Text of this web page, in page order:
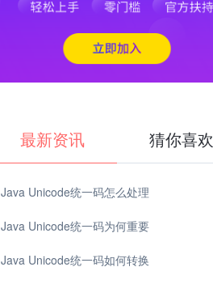
最新资讯 猜你喜欢
Java Unicode统一码怎么处理
Java Unicode统一码为何重要
Java Unicode统一码如何转换